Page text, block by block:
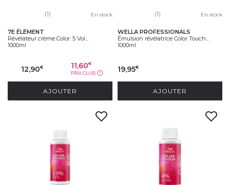
(1) En stock
7E ÉLÉMENT
Révélateur crème Color. 5 Vol...
1000ml
12,90€ 11,60€
PRIX CLUB ?
AJOUTER
(1) En stock
WELLA PROFESSIONALS
Émulsion révélatrice Color Touch...
1000ml
19,95€
AJOUTER